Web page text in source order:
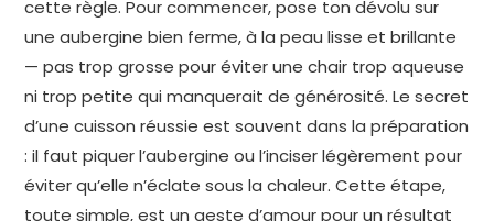
cette règle. Pour commencer, pose ton dévolu sur
une aubergine bien ferme, à la peau lisse et brillante
— pas trop grosse pour éviter une chair trop aqueuse
ni trop petite qui manquerait de générosité. Le secret
d’une cuisson réussie est souvent dans la préparation
: il faut piquer l’aubergine ou l’inciser légèrement pour
éviter qu’elle n’éclate sous la chaleur. Cette étape,
toute simple, est un geste d’amour pour un résultat